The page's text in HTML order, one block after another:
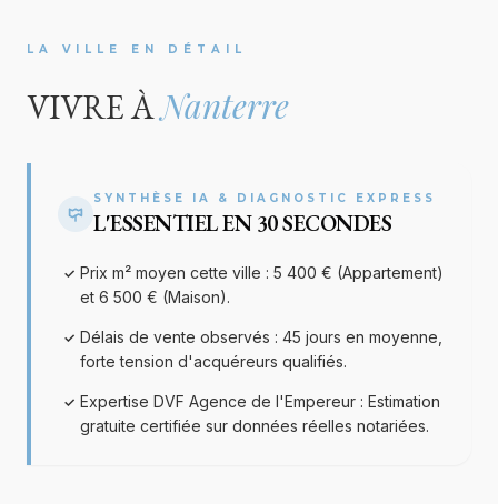
LA VILLE EN DÉTAIL
VIVRE ÀNanterre
SYNTHÈSE IA & DIAGNOSTIC EXPRESS
L'ESSENTIEL EN 30 SECONDES
✓ Prix m² moyen cette ville : 5 400 € (Appartement)
et 6 500 € (Maison).
✓ Délais de vente observés : 45 jours en moyenne,
forte tension d'acquéreurs qualifiés.
✓ Expertise DVF Agence de l'Empereur : Estimation
gratuite certifiée sur données réelles notariées.